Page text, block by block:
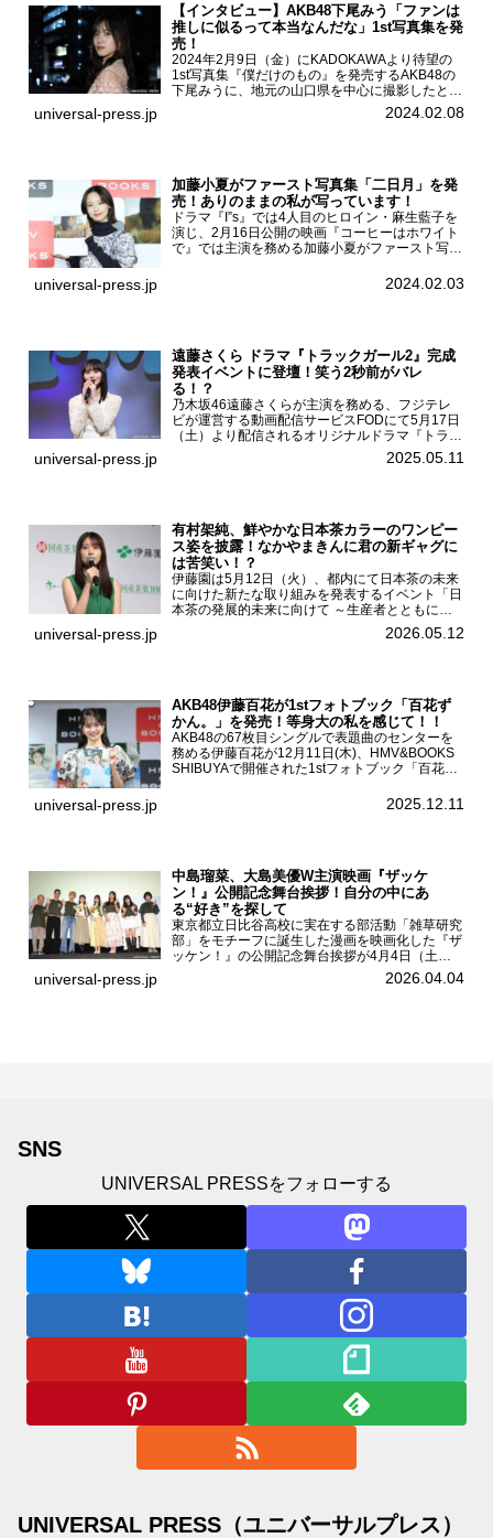
【インタビュー】AKB48下尾みう「ファンは
推しに似るって本当なんだな」1st写真集を発
売！
2024年2月9日（金）にKADOKAWAより待望の
1st写真集『僕だけのもの』を発売するAKB48の
下尾みうに、地元の山口県を中心に撮影したとい
う今回の写真集についてインタビューをお願いし
た。1st写真集『僕だけのもの』を発売する
universal-press.jp 2024.02.08
加藤小夏がファースト写真集「二日月」を発
売！ありのままの私が写っています！
ドラマ『I”s』では4人目のヒロイン・麻生藍子を
演じ、2月16日公開の映画『コーヒーはホワイト
で』では主演を務める加藤小夏がファースト写真
記念イベントをHMV＆BOOKS SHIBUYAで開催
universal-press.jp 2024.02.03
遠藤さくら ドラマ『トラックガール2』完成
発表イベントに登壇！笑う2秒前がバレ
る！？
乃木坂46遠藤さくらが主演を務める、フジテレ
ビが運営する動画配信サービスFODにて5月17日
（土）より配信されるオリジナルドラマ『トラッ
クガール2』の完成発表イベントが５月10日
（土）都内で開催された。FODドラマ『トラック
universal-press.jp 2025.05.11
有村架純、鮮やかな日本茶カラーのワンピー
ス姿を披露！なかやまきんに君の新ギャグに
は苦笑い！？
伊藤園は5月12日（火）、都内にて日本茶の未来
に向けた新たな取り組みを発表するイベント「日
本茶の発展的未来に向けて ～生産者とともに。
日本茶を世界へ～」を開催。イベントには伊藤園
のCMキャラクターを務める有村架純、伊藤園よ
universal-press.jp 2026.05.12
AKB48伊藤百花が1stフォトブック「百花ず
かん。」を発売！等身大の私を感じて！！
AKB48の67枚目シングルで表題曲のセンターを
務める伊藤百花が12月11日(木)、HMV&BOOKS
SHIBUYAで開催された1stフォトブック「百花ず
した。AKB48伊藤百花1stフォトブッ...
universal-press.jp 2025.12.11
中島瑠菜、大島美優W主演映画『ザッケ
ン！』公開記念舞台挨拶！自分の中にあ
る“好き”を探して
東京都立日比谷高校に実在する部活動「雑草研究
部」をモチーフに誕生した漫画を映画化した『ザ
ッケン！』の公開記念舞台挨拶が4月4日（土）
ユナイテッドシネマお台場で開催され、出演者の
中島瑠菜、大島美優、八神遼介（ICEx）、阿佐
universal-press.jp 2026.04.04
SNS
UNIVERSAL PRESSをフォローする
UNIVERSAL PRESS（ユニバーサルプレス）